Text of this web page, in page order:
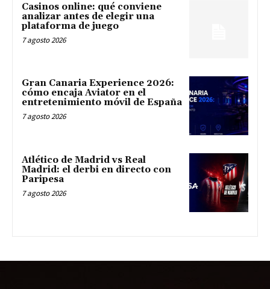
Casinos online: qué conviene
analizar antes de elegir una
plataforma de juego
7 agosto 2026
Gran Canaria Experience 2026:
cómo encaja Aviator en el
entretenimiento móvil de España
7 agosto 2026
Atlético de Madrid vs Real
Madrid: el derbi en directo con
Paripesa
7 agosto 2026